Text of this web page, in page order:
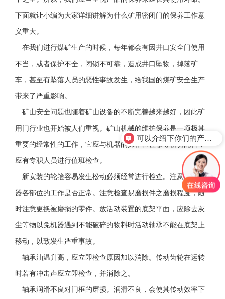
下面就让小编为大家详细讲解为什么矿用密闭门的保养工作意
义重大。
在我们进行煤矿生产的时候，每年都会有因井口安全门使用
不当，或者保护不全，闭锁不可靠，造成井口坠物，掉落矿
车，甚至有坠落人员的恶性事故发生，给我国的煤矿安全生产
带来了严重影响。
矿山安全问题也随着矿山设备的不断完善越来越好，因此矿
用门行业也开始被人们重视。矿山机械的维护保养是一项极其
重要的经常性的工作，它应与机器的操作和检修等密切配合，
应有专职人员进行值班检查。
新安装的轮箍容易发生松动必须经常进行检查。注意检查机
器各部位的工作是否正常。注意检查易磨损件之磨损程度，随
时注意更换被磨损的零件。放活动装置的底架平面，应除去灰
尘等物以免机器遇到不能破碎的物料时活动轴承不能在底架上
移动，以致发生严重事故。
轴承油温升高，应立即检查原因加以消除。传动齿轮在运转
时若有冲击声应立即检查，并消除之。
轴承润滑不良对门框的磨损。润滑不良，会使其传动效率下
可以介绍下你们的产品么？